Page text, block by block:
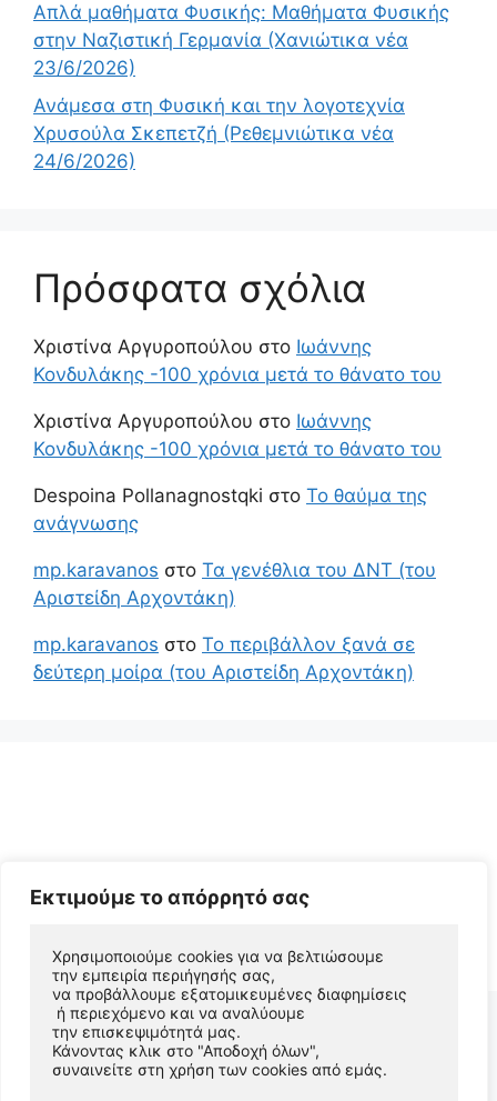
Εκτιμούμε το απόρρητό σας
Χρησιμοποιούμε cookies για να βελτιώσουμε
την εμπειρία περιήγησής σας,
να προβάλλουμε εξατομικευμένες διαφημίσεις
ή περιεχόμενο και να αναλύουμε
την επισκεψιμότητά μας.
Κάνοντας κλικ στο "Αποδοχή όλων",
συναινείτε στη χρήση των cookies από εμάς.
Απλά μαθήματα Φυσικής: Μαθήματα Φυσικής
στην Ναζιστική Γερμανία (Χανιώτικα νέα
23/6/2026)
Ανάμεσα στη Φυσική και την λογοτεχνία
Χρυσούλα Σκεπετζή (Ρεθεμνιώτικα νέα
24/6/2026)
Πρόσφατα σχόλια
Χριστίνα Αργυροπούλου στο Ιωάννης
Κονδυλάκης -100 χρόνια μετά το θάνατο του
Χριστίνα Αργυροπούλου στο Ιωάννης
Κονδυλάκης -100 χρόνια μετά το θάνατο του
Despoina Pollanagnostqki στο Το θαύμα της
ανάγνωσης
mp.karavanos στο Τα γενέθλια του ΔΝΤ (του
Αριστείδη Αρχοντάκη)
mp.karavanos στο Το περιβάλλον ξανά σε
δεύτερη μοίρα (του Αριστείδη Αρχοντάκη)
• Φτιαγμένο μεGeneratePress